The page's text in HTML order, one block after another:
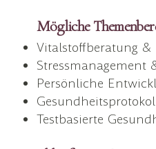
Mögliche
Vitalstoffberatung
Stressmanagement
Persönliche
Testbasierte